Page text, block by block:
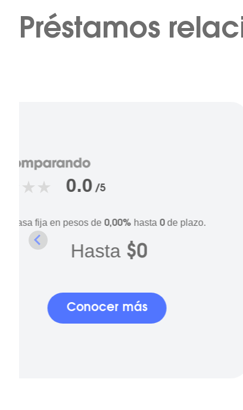
Préstamos
0.0 /5
Tasa fija en pesos de 0,00% hasta 0de plazo.
Hasta $0
Conocer más